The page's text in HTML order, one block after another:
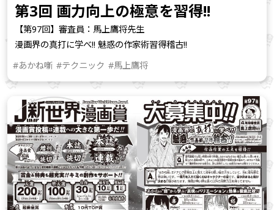
第3回 画力向上の極意を習得!!
【第97回】審査員：馬上鷹将先生
漫画界の真打に学べ!! 魅惑の作家術習得稽古!!
#あかね噺 #テクニック #馬上鷹将